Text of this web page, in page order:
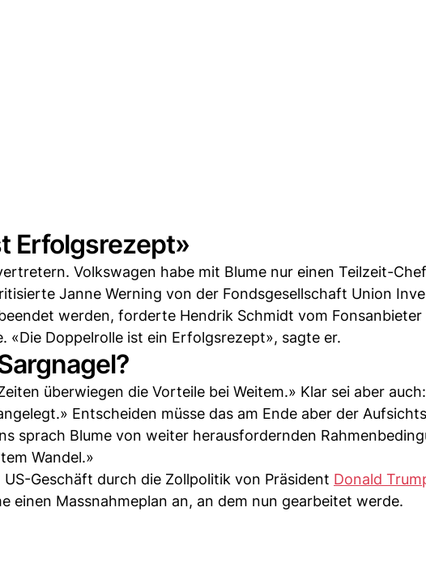
Erfolgsrezept»
Volkswagen habe mit Blume nur einen Teilzeit-
Janne Werning von der Fondsgesellschaft Union
werden, forderte Hendrik Schmidt vom Fonsanbieter
«Die Doppelrolle ist ein Erfolgsrezept», sagte er.
überwiegen die Vorteile bei Weitem.» Klar sei aber
Entscheiden müsse das am Ende aber der
sprach Blume von weiter herausfordernden
Wandel.»
Geschäft durch die Zollpolitik von Präsident Donald
einen Massnahmeplan an, an dem nun gearbeitet werde.